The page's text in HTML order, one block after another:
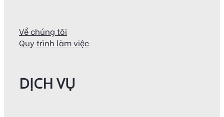
Về chúng tôi
Quy trình làm việc
DỊCH VỤ